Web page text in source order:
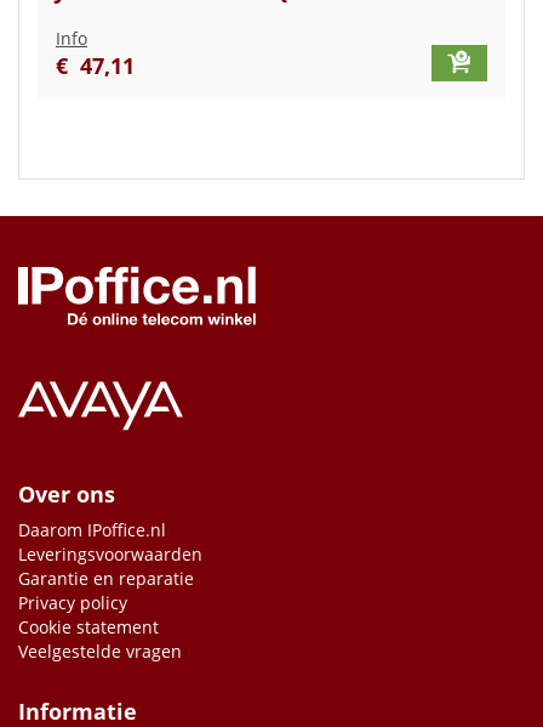
Info
€ 47,11
Over ons
Daarom IPoffice.nl
Leveringsvoorwaarden
Garantie en reparatie
Privacy policy
Cookie statement
Veelgestelde vragen
Informatie